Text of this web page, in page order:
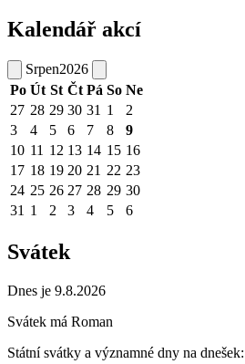
Kalendář akcí
Srpen2026
Po Út St Čt Pá So Ne
27 28 29 30 31 1
2
3
4 5 6 7 8
9
10 11 12 13 14 15 16
17 18 19 20 21 22 23
24 25 26 27 28 29 30
31 1 2 3 4 5 6
Svátek
Dnes je 9.8.2026
Svátek má Roman
Státní svátky a významné dny na dnešek: